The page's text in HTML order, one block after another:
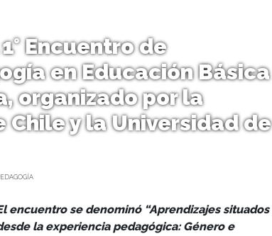
Encuentro de
en Educación Básica
organizado por la
y la Universidad de
encuentro se denominó “Aprendizajes situados
la experiencia pedagógica: Género e